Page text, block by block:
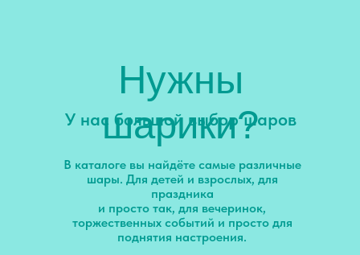
У нас большой выбор шаров
В каталоге вы найдёте самые различные
шары. Для детей и взрослых, для
праздника
и просто так, для вечеринок,
торжественных событий и просто для
поднятия настроения.
Нужны
шарики?